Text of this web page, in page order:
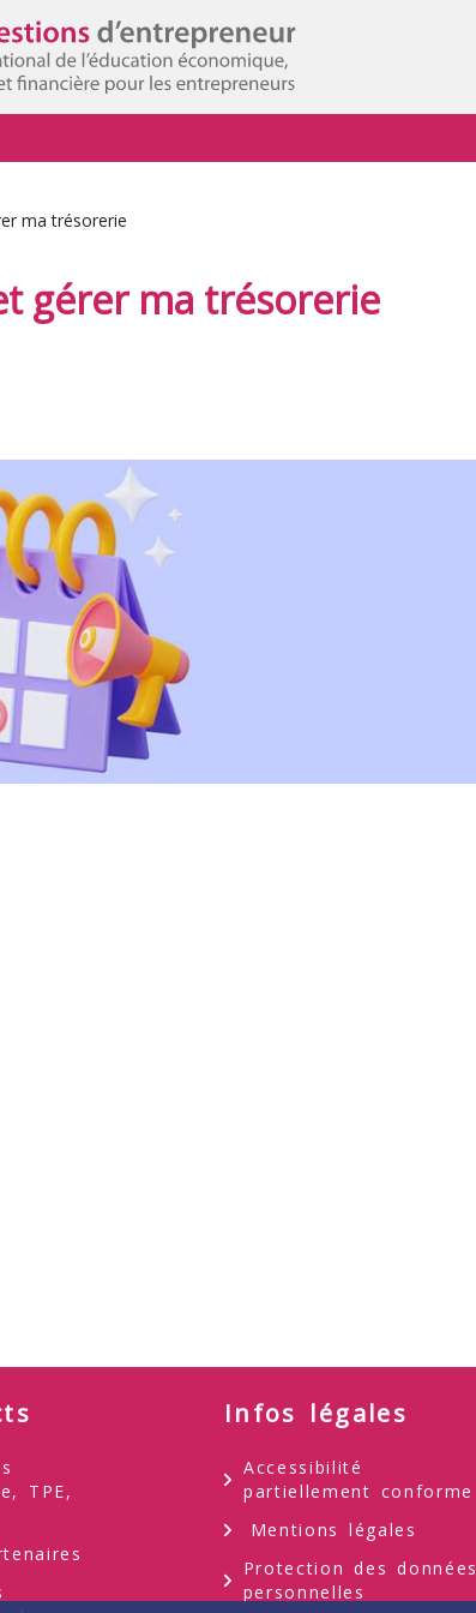
ma trésorerie
gérer ma trésorerie
TPE,
Infos légales
Accessibilité
partiellement conforme
Mentions légales
Protection des données
personnelles